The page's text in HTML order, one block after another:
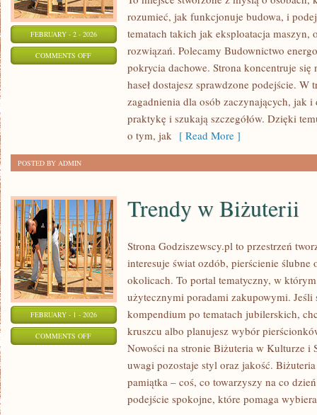
FEBRUARY - 2 - 2026
COMMENTS OFFON
BEZPIECZEŃSTWO
rozumieć, jak funkcjonuje budowa, i
tematach takich jak eksploatacja
rozwiązań. Polecamy Budownictwo
pokrycia dachowe. Strona koncentruje się
haseł dostajesz sprawdzone podejście.
zagadnienia dla osób zaczynających, jak
praktykę i szukają szczegółów. Dzięki
o tym, jak [ Read More ]
POSTED BY ADMIN
FEBRUARY - 1 - 2026
COMMENTS OFFON
Trendy w Biżuterii
Strona Godziszewscy.pl to przestrzeń
interesuje świat ozdób, pierścienie ślubne
okolicach. To portal tematyczny, w którym
użytecznymi poradami zakupowymi. Jeśli
kompendium po tematach jubilerskich,
kruszcu albo planujesz wybór
Nowości na stronie Biżuteria w Kulturze i
uwagi pozostaje styl oraz jakość.
pamiątka – coś, co towarzyszy na co
podejście spokojne, które pomaga